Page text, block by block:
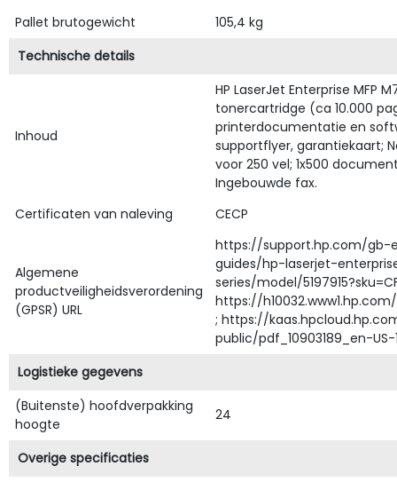
Pallet brutogewicht
105,4 kg
Technische details
Inhoud
HP LaserJet Enterprise MFP
tonercartridge (ca 10.000
printerdocumentatie en
supportflyer, garantiekaart;
voor 250 vel; 1x500
Ingebouwde fax.
Certificaten van naleving
CECP
Algemene
productveiligheidsverordening
(GPSR) URL
https://support.hp.com/
guides/hp-laserjet-
series/model/
https://
; https://
public/pdf_10903189_en-US-
Logistieke gegevens
(Buitenste) hoofdverpakking
hoogte
24
Overige specificaties